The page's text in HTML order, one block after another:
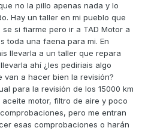
no la pillo apenas nada y lo
Hay un taller en mi pueblo que
si fiarme pero ir a TAD Motor a
toda una faena para mi. En
llevarla a un taller que repara
ahí ¿les pediriais algo
a hacer bien la revisión?
para la revisión de los 15000 km
motor, filtro de aire y poco
pero me entran
esas comprobaciones o harán